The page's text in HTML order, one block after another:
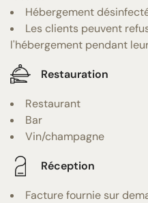
Hébergement
Les clients peuvent
l'hébergement pendant
Restauration
Restaurant
Bar
Vin/champagne
Réception
Facture fournie sur